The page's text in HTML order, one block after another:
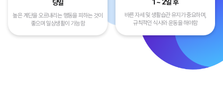
당일
높은 계단을 오르내리는 행동을 피하는 것이
좋으며 일상생활이 가능함
1 ~ 2일 후
바른 자세 및 생활습관 유지가 중요하며,
규칙적인 식사와 운동을 해야함